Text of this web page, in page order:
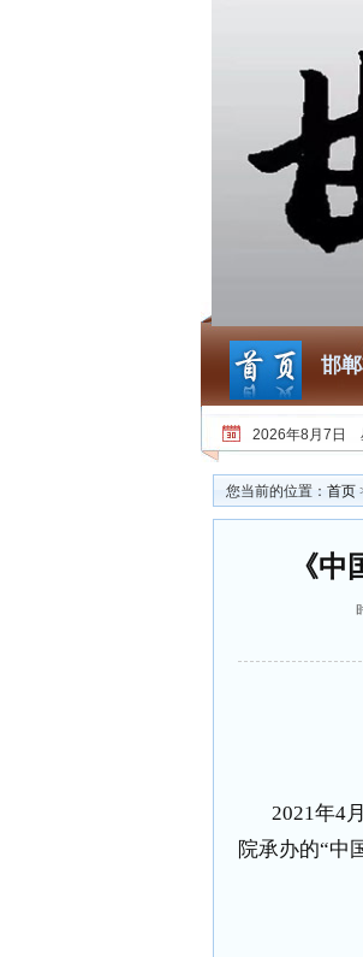
邯
2026年8月7日
您当前的位置： 首页
《
2021年4月
院承办的“中